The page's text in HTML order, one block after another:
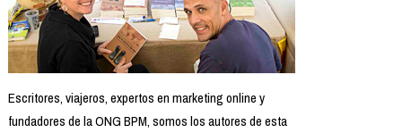
Escritores, viajeros, expertos en marketing online y
fundadores de la ONG BPM, somos los autores de esta